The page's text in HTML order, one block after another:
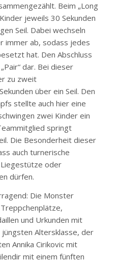
Beim „Long
jeweils 30 Sekunden
Seil. Dabei wechseln
immer ab, sodass jedes
hat. Den Abschluss
dar. Bei dieser
zu zweit
über ein Seil. Den
stellte auch hier eine
zwei Kinder ein
springt
Die Besonderheit dieser
auch turnerische
oder
dürfen.
Die Monster
und Urkunden mit
Altersklasse, der
Annika Cirikovic mit
mit einem fünften